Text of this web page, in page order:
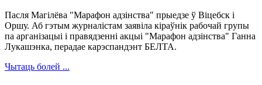
Пасля Магілёва "Марафон адзінства" прыедзе ў Віцебск і
Оршу. Аб гэтым журналістам заявіла кіраўнік рабочай групы
па арганізацыі і правядзенні акцыі "Марафон адзінства" Ганна
Лукашэнка, перадае карэспандэнт БЕЛТА.
Чытаць болей ...